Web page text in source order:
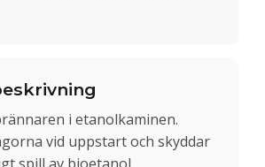
i etanolkaminen.
vid uppstart och skyddar
spill av bioetanol